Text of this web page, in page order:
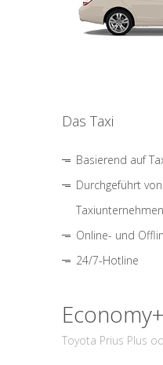
Das Taxi
Basierend auf
Durchgeführt
Taxiunternehmen
Online- und
24/7-Hotline
Economy+
Toyota Prius Plus